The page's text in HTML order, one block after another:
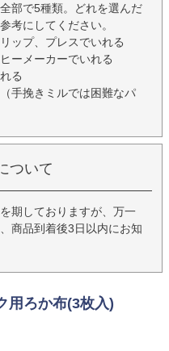
部で5種類。どれを選んだ
考にしてください。
ップ、プレスでいれる
ーメーカーでいれる
る
手挽きミルでは困難なパ
ついて
期しておりますが、万一
商品到着後3日以内にお知
用ろか布(3枚入)